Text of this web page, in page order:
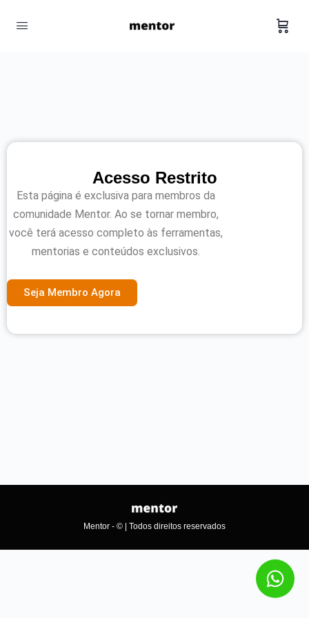
Acesso Restrito
Esta página é exclusiva para membros da
comunidade Mentor. Ao se tornar membro,
você terá acesso completo às ferramentas,
mentorias e conteúdos exclusivos.
Seja Membro Agora
Mentor - © | Todos direitos reservados